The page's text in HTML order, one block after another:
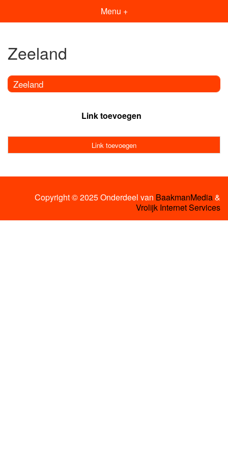
Menu +
Zeeland
Zeeland
Link toevoegen
Link toevoegen
Copyright © 2025 Onderdeel van BaakmanMedia&
Vrolijk Internet Services